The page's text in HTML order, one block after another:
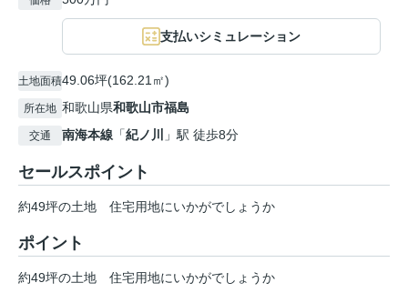
支払いシミュレーション
土地面積49.06坪(162.21㎡)
所在地 和歌山県和歌山市福島
交通 南海本線 「紀ノ川 」駅 徒歩8分
セールスポイント
約49坪の土地 住宅用地にいかがでしょうか
ポイント
約49坪の土地 住宅用地にいかがでしょうか